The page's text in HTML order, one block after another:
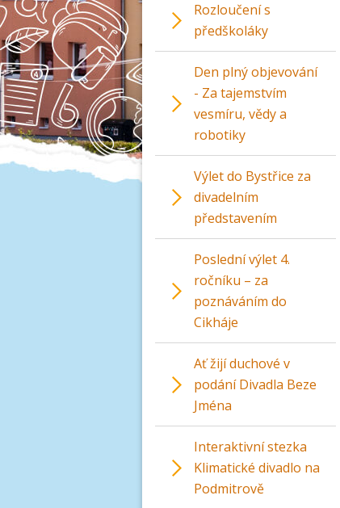
Rozloučení s
předškoláky
Den plný objevování
- Za tajemstvím
vesmíru, vědy a
robotiky
Výlet do Bystřice za
divadelním
představením
Poslední výlet 4.
ročníku – za
poznáváním do
Cikháje
Ať žijí duchové v
podání Divadla Beze
Jména
Interaktivní stezka
Klimatické divadlo na
Podmitrově